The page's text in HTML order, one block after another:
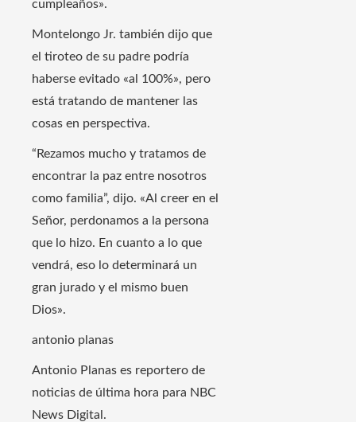
cumpleaños».
Montelongo Jr. también dijo que
el tiroteo de su padre podría
haberse evitado «al 100%», pero
está tratando de mantener las
cosas en perspectiva.
“Rezamos mucho y tratamos de
encontrar la paz entre nosotros
como familia”, dijo. «Al creer en el
Señor, perdonamos a la persona
que lo hizo. En cuanto a lo que
vendrá, eso lo determinará un
gran jurado y el mismo buen
Dios».
antonio planas
Antonio Planas es reportero de
noticias de última hora para NBC
News Digital.